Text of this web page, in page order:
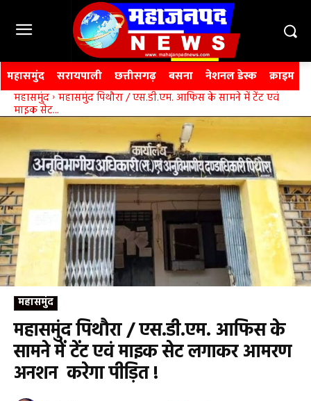
महासमुंद सरायपाली छत्तीसगढ़ बसना नेशनल डेस्क क्राइम
महासमुंद महासमुंद पिथौरा / एस.डी.एम. आफिस के सामने में टेंट एवं
माइक सेट...
महासमुंद
महासमुंद पिथौरा / एस.डी.एम. आफिस के
सामने में टेंट एवं माइक सेट लगाकर आमरण
अनशन करेगा पीड़ित !